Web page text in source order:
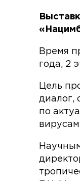
Время
года, 2
Цель
диалог,
по